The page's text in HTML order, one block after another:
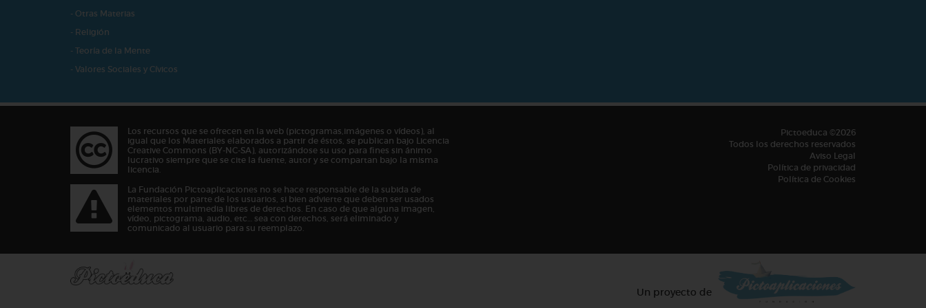
- Otras Materias
- Religión
- Teoría de la Mente
- Valores Sociales y Cívicos
Los recursos que se ofrecen en la web (pictogramas,imágenes o vídeos), al
igual que los Materiales elaborados a partir de éstos, se publican bajo Licencia
Creative Commons (BY-NC-SA), autorizándose su uso para fines sin ánimo
lucrativo siempre que se cite la fuente, autor y se compartan bajo la misma
licencia.
La Fundación Pictoaplicaciones no se hace responsable de la subida de
materiales por parte de los usuarios, si bien advierte que deben ser usados
elementos multimedia libres de derechos. En caso de que alguna imagen,
vídeo, pictograma, audio, etc… sea con derechos, será eliminado y
comunicado al usuario para su reemplazo.
Pictoeduca ©2026
Todos los derechos reservados
Aviso Legal
Política de privacidad
Política de Cookies
Un proyecto de